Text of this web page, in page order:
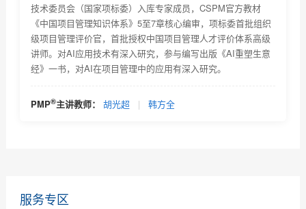
PMP证书有用么？含金量到底怎么样？如何备考PMP？
深圳这几年考PMP的人为什么越来越多了？
2020年PMP考试就快开始了，如何准备PMP考试
PMP认证培训第十章重点梳理
技术委员会（国家项标委）入库专家成员，CSPM官方教材
《中国项目管理知识体系》5至7章核心编审，项标委首批组织
级项目管理评价官，首批授权中国项目管理人才评价体系高级
讲师。对AI应用技术有深入研究，参与编写出版《AI重塑生意
经》一书，对AI在项目管理中的应用有深入研究。
PMP®主讲教师： 胡光超 | 韩方全
服务专区